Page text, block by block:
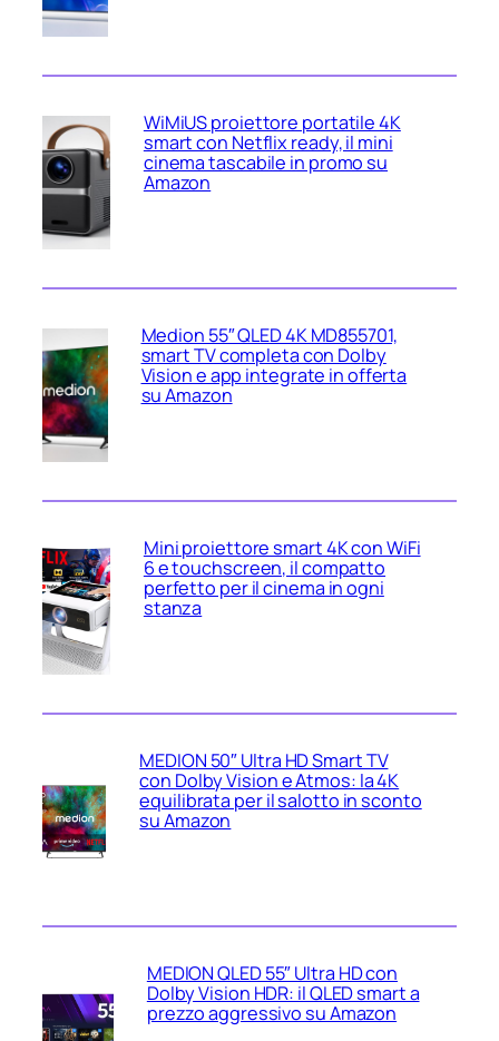
WiMiUS proiettore portatile 4K
smart con Netflix ready, il mini
cinema tascabile in promo su
Amazon
Medion 55″ QLED 4K MD855701,
smart TV completa con Dolby
Vision e app integrate in offerta
su Amazon
Mini proiettore smart 4K con WiFi
6 e touchscreen, il compatto
perfetto per il cinema in ogni
stanza
MEDION 50″ Ultra HD Smart TV
con Dolby Vision e Atmos: la 4K
equilibrata per il salotto in sconto
su Amazon
MEDION QLED 55″ Ultra HD con
Dolby Vision HDR: il QLED smart a
prezzo aggressivo su Amazon